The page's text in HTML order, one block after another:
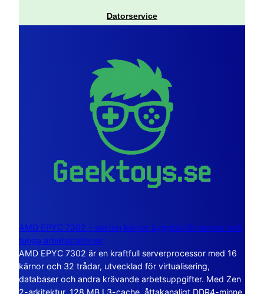
Datorservice
AMD EPYC 7302 – sexton kärnor byggda för servrar och
tunga arbetsstationer
AMD EPYC 7302 är en kraftfull serverprocessor med 16
kärnor och 32 trådar, utvecklad för virtualisering,
databaser och andra krävande arbetsuppgifter. Med Zen
2-arkitektur, 128 MB L3-cache, åttakanaligt DDR4-minne